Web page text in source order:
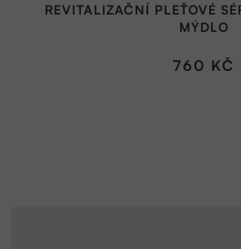
REVITALIZAČNÍ PLEŤOVÉ
MÝDLO
760 KČ